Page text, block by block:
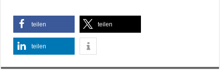
teilen teilen
teilen